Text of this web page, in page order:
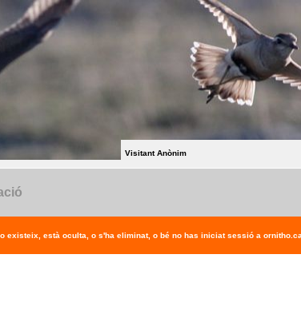
Visitant Anònim
existeix, està oculta, o s'ha eliminat, o bé no has iniciat sessió a